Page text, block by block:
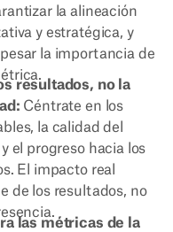
la alineación
y estratégica, y
la importancia de
resultados, no la
Céntrate en los
la calidad del
el progreso hacia los
El impacto real
de los resultados, no
las métricas de la